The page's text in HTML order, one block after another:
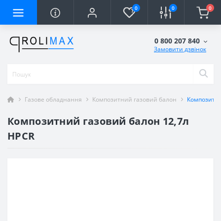
0 0 0
0 800 207 840
Замовити дзвінок
Газове обладнання Композитний газовий балон
Композитний газовий балон 12,7л
HPCR